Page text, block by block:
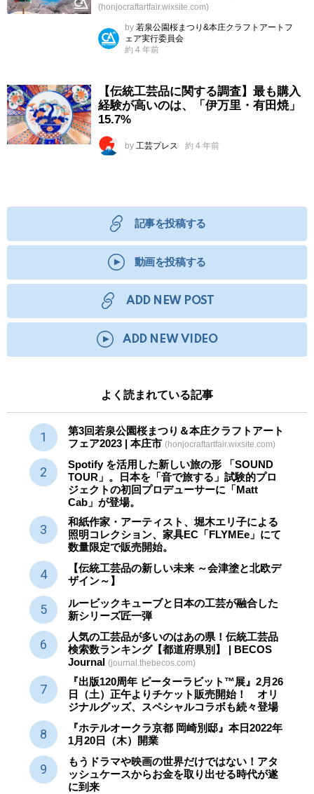
(honjocraftartfair.wixsite.com)
by 若泉公園桜まつり&本庄クラフトアートフ
ェア実行委員会
約 4 年前
【伝統工芸品に関する調査】最も購入
経験が高いのは、「伊万里・有田焼」
15.7%
by 工芸プレス 約 4 年前
記事を投稿する
動画を投稿する
ADD NEW POST
ADD NEW VIDEO
よく読まれている記事
第3回若泉公園桜まつり＆本庄クラフトアート
フェア2023 | 本庄市 (honjocraftartfair.wixsite.com)
Spotify を活用した新しい旅の形 「SOUND
TOUR」。日本を「音で旅する」試験的プロ
ジェクトの初回プロデューサーに「Matt
Cab」が登場。
和紙作家・アーティスト、堀木エリ子による
照明コレクション、家具EC「FLYMEe」にて
数量限定で販売開始。
【伝統工芸品の新しい未来 ～会津塗と北欧デ
ザイン～】
ルービックキューブと日本の工芸が融合した
新シリーズ匠一弾
人気の工芸品が多いのはあの県！伝統工芸品
検索数ランキング【都道府県別】 | BECOS
Journal (journal.thebecos.com)
『出版120周年 ピーターラビット™展』2月26
日（土）正午よりチケット販売開始！ オリ
ジナルグッズ、スペシャルコラボも続々登場
『ホテルオークラ京都 岡崎別邸』本日2022年
1月20日（木）開業
もうドラマや映画の世界だけではない！アタ
ッシュケースからお金を取り出せる時代が遂
に到来